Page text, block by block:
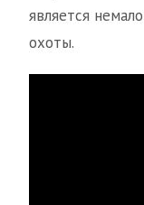
является
охоты.